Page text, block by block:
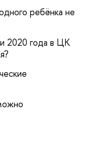
ребёнка не
2020 года в ЦК